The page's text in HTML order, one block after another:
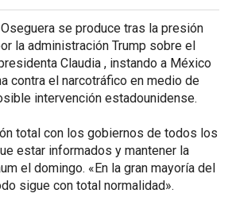
se produce tras la presión
la administración Trump sobre el
Claudia , instando a México
contra el narcotráfico en medio de
intervención estadounidense.
total con los gobiernos de todos los
estar informados y mantener la
el domingo. «En la gran mayoría del
sigue con total normalidad».